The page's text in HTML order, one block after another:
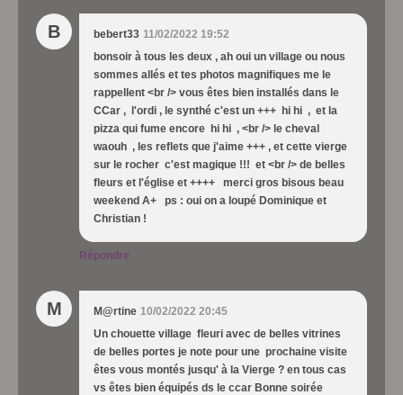
B bebert33 11/02/2022 19:52
bonsoir à tous les deux , ah oui un village ou nous
sommes allés et tes photos magnifiques me le
rappellent <br /> vous êtes bien installés dans le
CCar , l'ordi , le synthé c'est un +++ hi hi , et la
pizza qui fume encore hi hi , <br /> le cheval
waouh , les reflets que j'aime +++ , et cette vierge
sur le rocher c'est magique !!! et <br /> de belles
fleurs et l'église et ++++ merci gros bisous beau
weekend A+ ps : oui on a loupé Dominique et
Christian !
Répondre
M M@rtine 10/02/2022 20:45
Un chouette village fleuri avec de belles vitrines
de belles portes je note pour une prochaine visite
êtes vous montés jusqu' à la Vierge ? en tous cas
vs êtes bien équipés ds le ccar Bonne soirée